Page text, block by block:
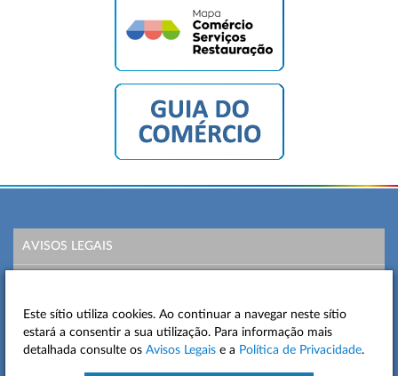
AVISOS LEGAIS
MAPA DO SITE
CONTACTOS
Este sítio utiliza cookies. Ao continuar a navegar neste sítio
estará a consentir a sua utilização. Para informação mais
detalhada consulte os Avisos Legais e a Política de Privacidade.